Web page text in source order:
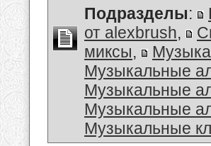
Подразделы:
от alexbrush,
миксы,
Музыкальные
Музыкальные
Музыкальные
Музыкальные